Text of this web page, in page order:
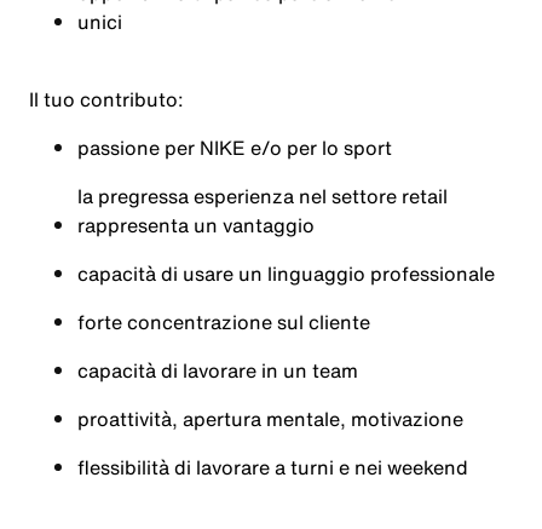
unici
Il tuo contributo:
passione per NIKE e/o per lo sport
la pregressa esperienza nel settore retail
rappresenta un vantaggio
capacità di usare un linguaggio professionale
forte concentrazione sul cliente
capacità di lavorare in un team
proattività, apertura mentale, motivazione
flessibilità di lavorare a turni e nei weekend